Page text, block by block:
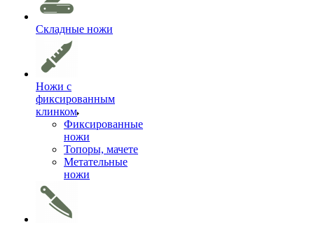
Складные ножи
Ножи с
фиксированным
клинком
Фиксированные
ножи
Топоры, мачете
Метательные
ножи